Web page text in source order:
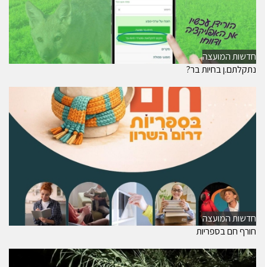
חדשות המועצה
נתקלתם.ן בחיות בר?
חדשות המועצה
חורף חם בספריות